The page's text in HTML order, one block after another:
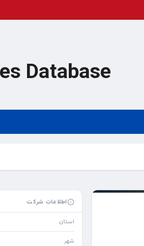
Database
اطلاعات شرکت
استان
شهر